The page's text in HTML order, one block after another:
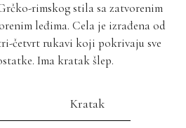
rimskog stila sa zatvorenim
leđima. Cela je izrađena od
četvrt rukavi koji pokrivaju sve
Ima kratak šlep.
Kratak